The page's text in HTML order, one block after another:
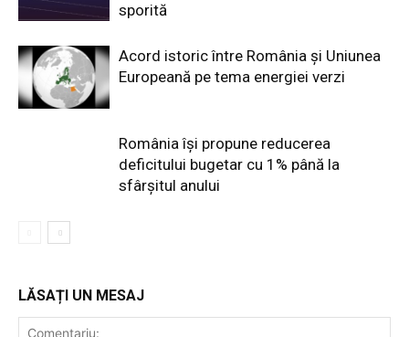
sporită
Acord istoric între România și Uniunea
Europeană pe tema energiei verzi
România își propune reducerea
deficitului bugetar cu 1% până la
sfârșitul anului
LĂSAȚI UN MESAJ